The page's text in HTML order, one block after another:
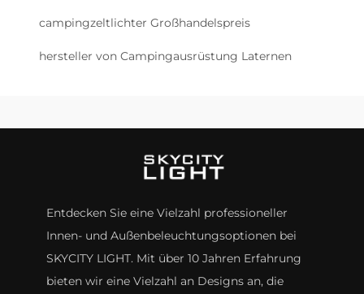
campingzeltlichter Großhandelspreis
hersteller von Campingausrüstung Laternen
Entdecken Sie eine Vielzahl professioneller
Innen- und Außenbeleuchtungsoptionen bei
SKYCITY LIGHT. Mit über 10 Jahren Erfahrung
bieten wir eine Vielzahl an Designs an, die